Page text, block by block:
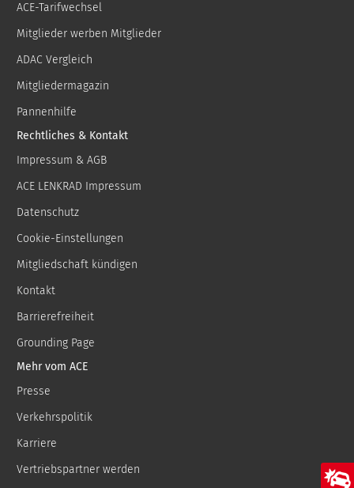
ACE-Tarifwechsel
Mitglieder werben Mitglieder
ADAC Vergleich
Mitgliedermagazin
Pannenhilfe
Rechtliches & Kontakt
Impressum & AGB
ACE LENKRAD Impressum
Datenschutz
Cookie-Einstellungen
Mitgliedschaft kündigen
Kontakt
Barrierefreiheit
Grounding Page
Mehr vom ACE
Presse
Verkehrspolitik
Karriere
Vertriebspartner werden